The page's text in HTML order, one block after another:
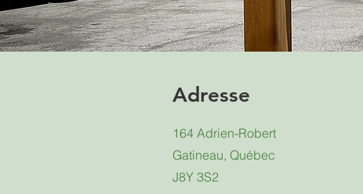
Adresse
164 Adrien-Robert
Gatineau, Québec
J8Y 3S2